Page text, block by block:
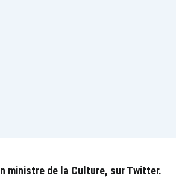
ministre de la Culture, sur Twitter.